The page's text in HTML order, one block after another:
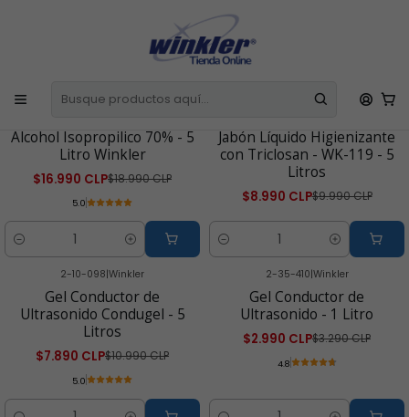
Todos los Productos incluyen IVA La Factura o Boleta se emite de
Alcohol Isopropilico 70% - 5
Litro Winkler
$16.990 CLP$18.990 CLP
5.0
Cantidad
Jabón Líquido Higienizante
con Triclosan - WK-119 - 5
Litros
$8.990 CLP$9.990 CLP
Cantidad
2-10-098|Winkler
Gel Conductor de
Ultrasonido Condugel - 5
Litros
$7.890 CLP$10.990 CLP
5.0
2-35-410|Winkler
Gel Conductor de
Ultrasonido - 1 Litro
$2.990 CLP$3.290 CLP
4.8